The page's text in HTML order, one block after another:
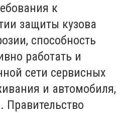
к
защиты кузова
способность
работать и
сети сервисных
и автомобиля,
Правительство